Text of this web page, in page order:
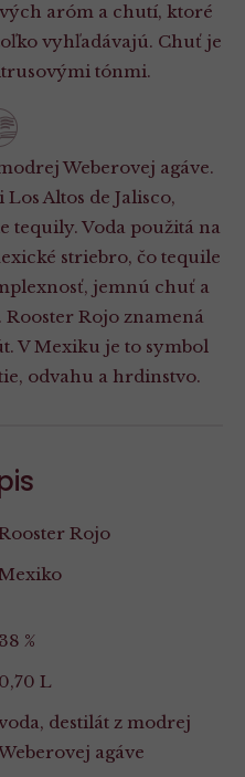
aróm a chutí, ktoré
vyhľadávajú. Chuť je
tónmi.
Weberovej agáve.
Los Altos de Jalisco,
tequily. Voda použitá na
striebro, čo tequile
jemnú chuť a
Rojo znamená
V Mexiku je to symbol
odvahu a hrdinstvo.
Rojo
38 %
0,70 L
destilát z modrej
agáve